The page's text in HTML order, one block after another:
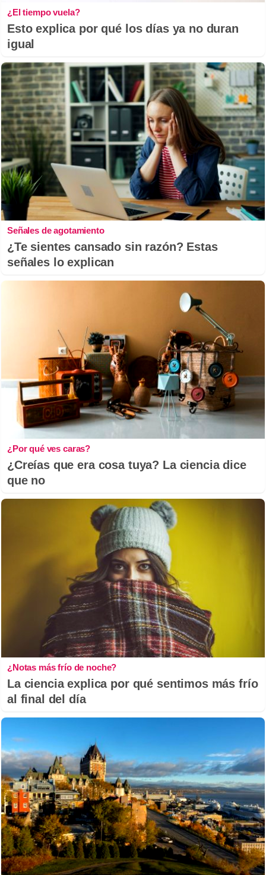
¿El tiempo vuela?
Esto explica por qué los días ya no duran
igual
Señales de agotamiento
¿Te sientes cansado sin razón? Estas
señales lo explican
¿Por qué ves caras?
¿Creías que era cosa tuya? La ciencia dice
que no
¿Notas más frío de noche?
La ciencia explica por qué sentimos más frío
al final del día